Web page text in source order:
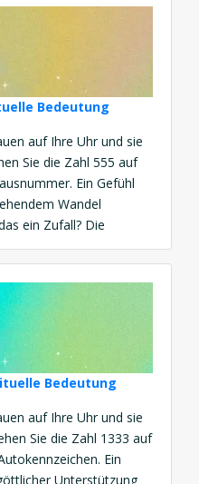
[…]
Bedeutung
auf Ihre Uhr und sie
Sie die Zahl 555 auf
Ein Gefühl
Wandel
ein Zufall? Die
ist eine kraftvolle
Freiheit und göttlicher
Bedeutung
auf Ihre Uhr und sie
Sie die Zahl 1333 auf
Ein
Unterstützung